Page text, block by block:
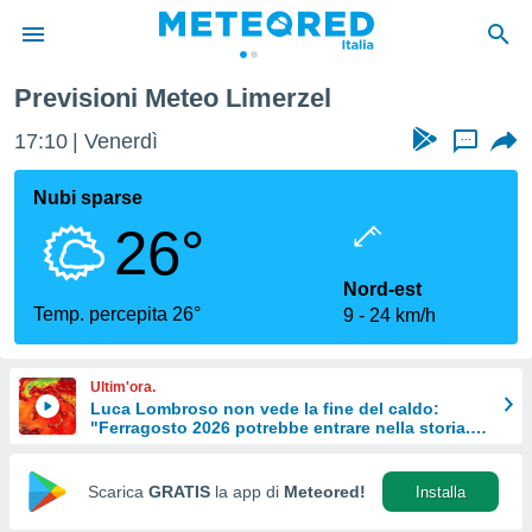
di
per
le
di
Web
Previsioni Meteo Limerzel
17:10 Venerdì ...
Nubi sparse
26°
Temp. percepita 26°
Nord-est
9
24 km/h
Ultim'ora.
Luca Lombroso non vede la fine del caldo:
"Ferragosto 2026 potrebbe entrare nella storia.
Scarica GRATIS la app di Meteored! Installa